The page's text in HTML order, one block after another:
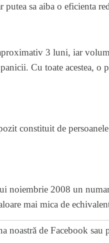
sa aiba o eficienta
3 luni, iar
Cu toate acestea, o
constituit de
noiembrie 2008 un
mai mica de
noastră de Facebook sau